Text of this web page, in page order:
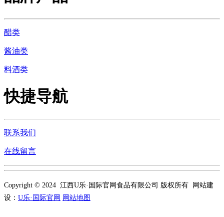
醋类
酱油类
料酒类
快捷导航
联系我们
在线留言
Copyright © 2024 江西U乐·国际官网食品有限公司 版权所有 网站建
设： U乐·国际官网 网站地图